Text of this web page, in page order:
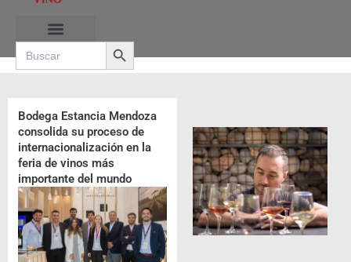
contenido
Search
for:
Search Button
Bodega Estancia Mendoza
consolida su proceso de
internacionalización en la
feria de vinos más
importante del mundo